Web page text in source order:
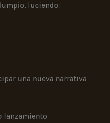
luciendo:
una nueva narrativa
lanzamiento